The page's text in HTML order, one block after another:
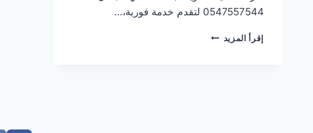
0547557544 لتقدم خدمة فورية،…
إقرأ المزيد شركة